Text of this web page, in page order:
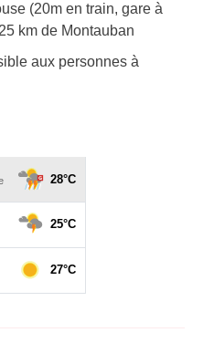
(20m en train, gare à
km de Montauban
aux personnes à